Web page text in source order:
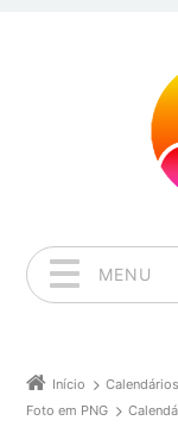
MENU
Início
Foto em PNG